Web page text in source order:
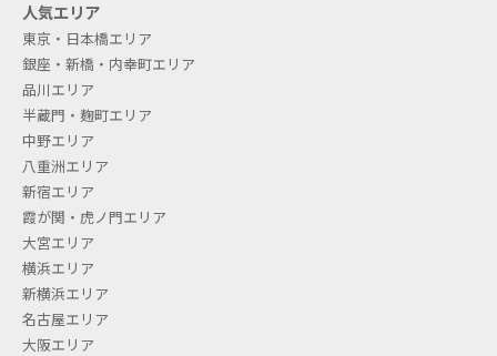
some locations with limited air conditioning
operation hours.
What is "secretarial service"? Is
secretarial service available even
if I have a rental office contract?
This is a telephone secretarial service such as a
telephone agent. We will separately introduce you
to an outsourcing company (Business Assist, Inc.)
人気エリア
東京・日本橋エリア
銀座・新橋・内幸町エリア
品川エリア
半蔵門・麹町エリア
中野エリア
八重洲エリア
新宿エリア
霞が関・虎ノ門エリア
大宮エリア
横浜エリア
新横浜エリア
名古屋エリア
大阪エリア